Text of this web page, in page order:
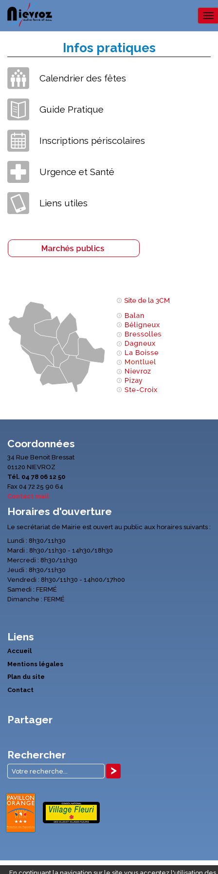
En continuant la navigation sur le site vous acceptez l'utilisation des
Infos pratiques
Calendrier des fêtes
Guide Pratique
Inscriptions périscolaires
Urgence et Santé
Liens utiles
Coordonnées
34 Rue Benoit Bressat
01120 NIEVROZ
Tél. 04 78 06 12 50
Fax 04 72 25 90 64
Contact mail
Horaires d'ouverture
Le secrétariat de Mairie est ouvert au public aux horaires suivants :
Lundi : 8h30/11h30
Mardi : 8h30/11h30 - 14h30/18h30
Mercredi : 8h30/11h30
Jeudi : 8h30/11h30
Vendredi : 8h30/11h30 - 14h00/17h00
Samedi : FERMÉ
Dimanche : FERMÉ
Liens
Accueil
Mentions légales
Plan du site
Contact
Partager
Rechercher